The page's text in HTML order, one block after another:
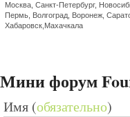
Москва, Санкт-Петербург,
Пермь, Волгоград, Воронеж,
Хабаровск,Махачкала
Мини форум
Имя (обязательно)